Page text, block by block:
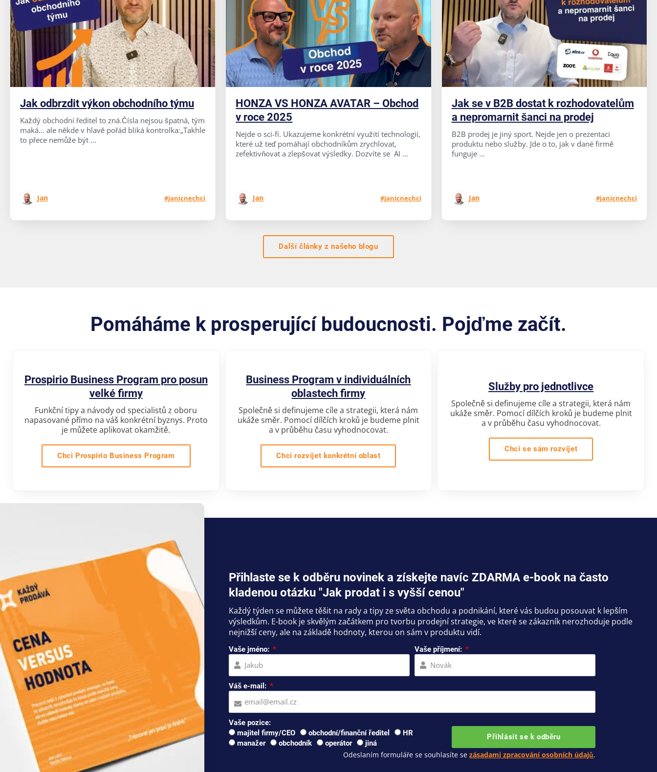
Jak odbrzdit výkon obchodního týmu
Každý obchodní ředitel to zná.Čísla nejsou špatná, tým
maká… ale někde v hlavě pořád bliká kontrolka:„Takhle
to přece nemůže být ...
Jan #janicnechci
HONZA VS HONZA AVATAR – Obchod
v roce 2025
Nejde o sci-fi. Ukazujeme konkrétní využití technologií,
které už teď pomáhají obchodníkům zrychlovat,
zefektivňovat a zlepšovat výsledky. Dozvíte se AI ...
Jan #janicnechci
Jak se v B2B dostat k rozhodovatelům
a nepromarnit šanci na prodej
B2B prodej je jiný sport. Nejde jen o prezentaci
produktu nebo služby. Jde o to, jak v dané firmě
funguje ...
Jan #janicnechci
Další články z našeho blogu
Pomáháme k prosperující budoucnosti. Pojďme začít.
Prospirio Business Program pro posun
velké firmy
Funkční tipy a návody od specialistů z oboru
napasované přímo na váš konkrétní byznys. Proto
je můžete aplikovat okamžitě.
Chci Prospirio Business Program
Business Program v individuálních
oblastech firmy
Společně si definujeme cíle a strategii, která nám
ukáže směr. Pomocí dílčích kroků je budeme plnit
a v průběhu času vyhodnocovat.
Chci rozvíjet konkrétní oblast
Služby pro jednotlivce
Společně si definujeme cíle a strategii, která nám
ukáže směr. Pomocí dílčích kroků je budeme plnit
a v průběhu času vyhodnocovat.
Chci se sám rozvíjet
Přihlaste se k odběru novinek a získejte navíc ZDARMA e-book na často
kladenou otázku "Jak prodat i s vyšší cenou"
Každý týden se můžete těšit na rady a tipy ze světa obchodu a podnikání, které vás budou posouvat k lepším
výsledkům. E-book je skvělým začátkem pro tvorbu prodejní strategie, ve které se zákazník nerozhoduje podle
nejnižší ceny, ale na základě hodnoty, kterou on sám v produktu vidí.
Vaše jméno: Vaše příjmení:
Váš e-mail:
Vaše pozice:
majitel firmy/CEO
obchodní/finanční ředitel
HR
manažer
obchodník operátor jiná
Přihlásit se k odběru
Odeslaním formuláře se souhlasíte sezásadami zpracování osobních údajů.